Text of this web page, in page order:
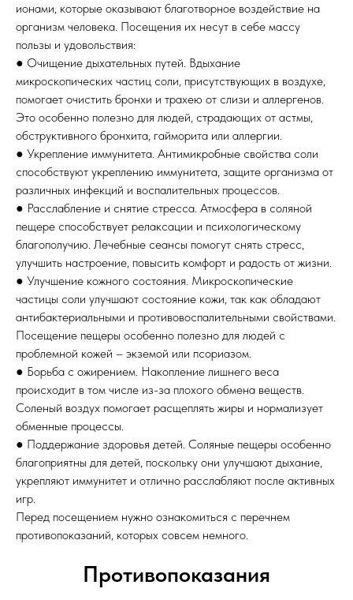
ионами, которые оказывают благотворное воздействие на
организм человека. Посещения их несут в себе массу
пользы и удовольствия:
● Очищение дыхательных путей. Вдыхание
микроскопических частиц соли, присутствующих в воздухе,
помогает очистить бронхи и трахею от слизи и аллергенов.
Это особенно полезно для людей, страдающих от астмы,
обструктивного бронхита, гайморита или аллергии.
● Укрепление иммунитета. Антимикробные свойства соли
способствуют укреплению иммунитета, защите организма от
различных инфекций и воспалительных процессов.
● Расслабление и снятие стресса. Атмосфера в соляной
пещере способствует релаксации и психологическому
благополучию. Лечебные сеансы помогут снять стресс,
улучшить настроение, повысить комфорт и радость от жизни.
● Улучшение кожного состояния. Микроскопические
частицы соли улучшают состояние кожи, так как обладают
антибактериальными и противовоспалительными свойствами.
Посещение пещеры особенно полезно для людей с
проблемной кожей – экземой или псориазом.
● Борьба с ожирением. Накопление лишнего веса
происходит в том числе из-за плохого обмена веществ.
Соленый воздух помогает расщеплять жиры и нормализует
обменные процессы.
● Поддержание здоровья детей. Соляные пещеры особенно
благоприятны для детей, поскольку они улучшают дыхание,
укрепляют иммунитет и отлично расслабляют после активных
игр.
Перед посещением нужно ознакомиться с перечнем
противопоказаний, которых совсем немного.
Противопоказания